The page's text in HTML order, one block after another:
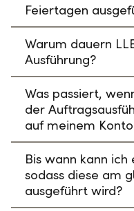
Feiertagen
Warum dauern
Ausführung?
Was passiert,
der
auf meinem
Bis wann kann
sodass diese am
ausgeführt wird?